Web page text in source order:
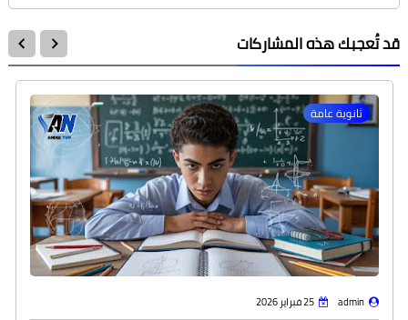
قد تُعجبك هذه المشاركات
ثانوية عامة
admin 25 فبراير 2026